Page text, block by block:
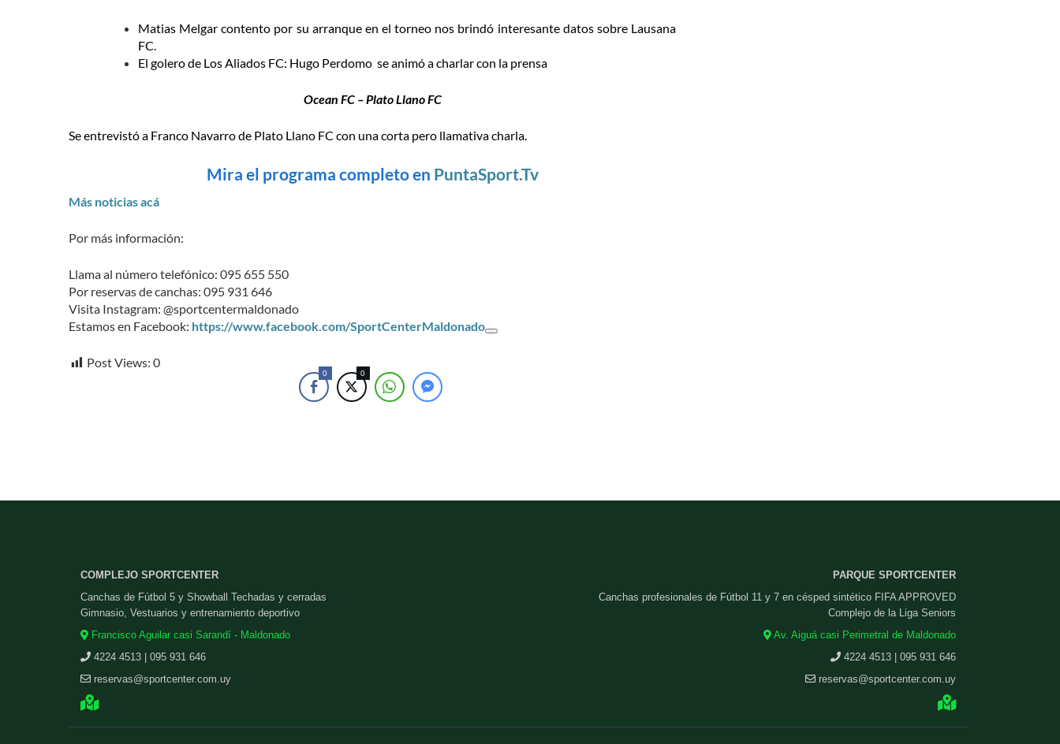
Matias Melgar contento por su arranque en el torneo nos brindó interesante datos sobre Lausana
FC.
El golero de Los Aliados FC: Hugo Perdomo se animó a charlar con la prensa
Ocean FC – Plato Llano FC
Se entrevistó a Franco Navarro de Plato Llano FC con una corta pero llamativa charla.
Mira el programa completo en PuntaSport.Tv
Más noticias acá
Por más información:
Llama al número telefónico: 095 655 550
Por reservas de canchas: 095 931 646
Visita Instagram: @sportcentermaldonado
Estamos en Facebook: https://www.facebook.com/SportCenterMaldonado
Post Views: 0
0 0
COMPLEJO SPORTCENTER
Canchas de Fútbol 5 y Showball Techadas y cerradas
Gimnasio, Vestuarios y entrenamiento deportivo
Francisco Aguilar casi Sarandí - Maldonado
4224 4513 | 095 931 646
reservas@sportcenter.com.uy
PARQUE SPORTCENTER
Canchas profesionales de Fútbol 11 y 7 en césped sintético FIFA APPROVED
Complejo de la Liga Seniors
Av. Aiguá casi Perimetral de Maldonado
4224 4513 | 095 931 646
reservas@sportcenter.com.uy